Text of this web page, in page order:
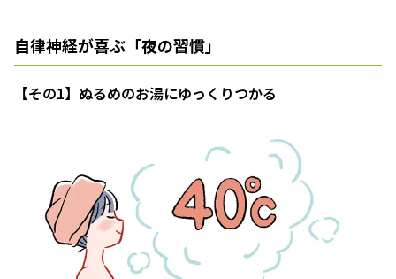
自律神経が喜ぶ「夜の習慣」
【その1】ぬるめのお湯にゆっくりつかる